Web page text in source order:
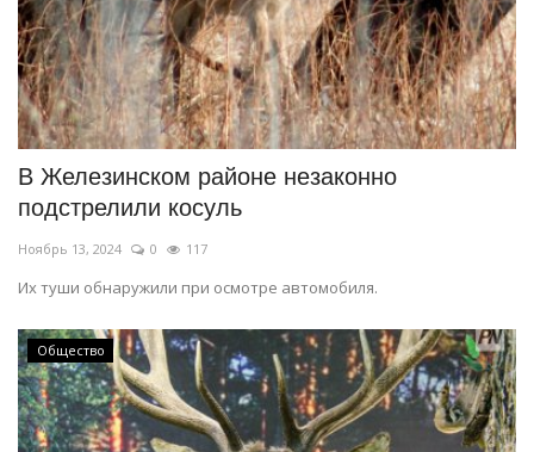
В Железинском районе незаконно
подстрелили косуль
Ноябрь 13, 2024 0 117
Их туши обнаружили при осмотре автомобиля.
Общество